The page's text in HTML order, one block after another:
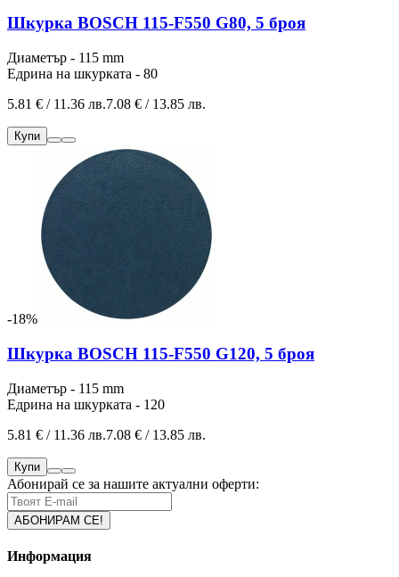
Шкурка BOSCH 115-F550 G80, 5 броя
Диаметър - 115 mm
Едрина на шкурката - 80
5.81 € / 11.36 лв.7.08 € / 13.85 лв.
Купи
-18%
Шкурка BOSCH 115-F550 G120, 5 броя
Диаметър - 115 mm
Едрина на шкурката - 120
5.81 € / 11.36 лв.7.08 € / 13.85 лв.
Купи
Абонирай се за нашите актуални оферти:
Информация